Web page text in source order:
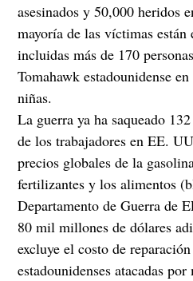
asesinados y 50,000 heridos
mayoría de las víctimas
incluidas más de 170
Tomahawk estadounidense
niñas.
La guerra ya ha saqueado
de los trabajadores en EE.
precios globales de la
fertilizantes y los alimentos
Departamento de Guerra de
80 mil millones de dólares
excluye el costo de
estadounidenses atacadas